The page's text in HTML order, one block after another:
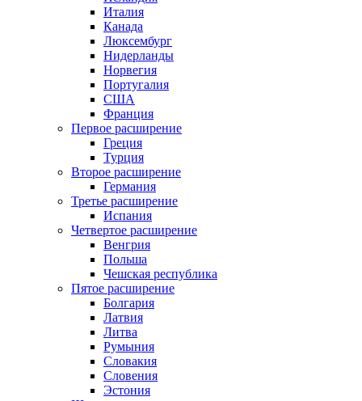
Италия
Канада
Люксембург
Нидерланды
Норвегия
Португалия
США
Франция
Первое расширение
Греция
Турция
Второе расширение
Германия
Третье расширение
Испания
Четвертое расширение
Венгрия
Польша
Чешская республика
Пятое расширение
Болгария
Латвия
Литва
Румыния
Словакия
Словения
Эстония